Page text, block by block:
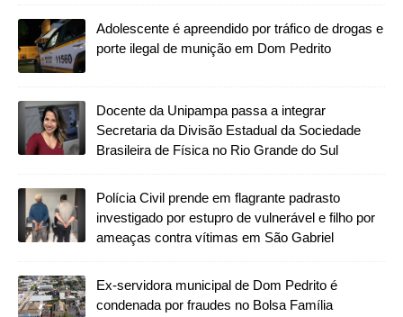
Adolescente é apreendido por tráfico de drogas e
porte ilegal de munição em Dom Pedrito
Docente da Unipampa passa a integrar
Secretaria da Divisão Estadual da Sociedade
Brasileira de Física no Rio Grande do Sul
Polícia Civil prende em flagrante padrasto
investigado por estupro de vulnerável e filho por
ameaças contra vítimas em São Gabriel
Ex-servidora municipal de Dom Pedrito é
condenada por fraudes no Bolsa Família